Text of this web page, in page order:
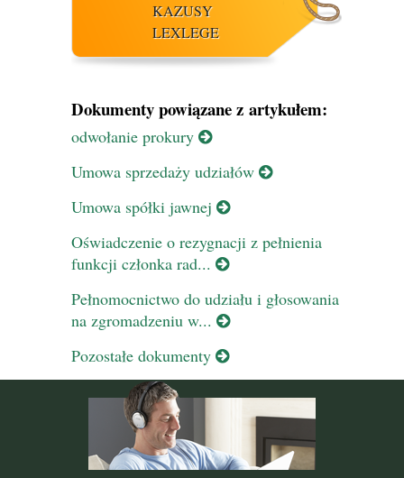
KAZUSY
LEXLEGE
Dokumenty powiązane z artykułem:
odwołanie prokury
Umowa sprzedaży udziałów
Umowa spółki jawnej
Oświadczenie o rezygnacji z pełnienia
funkcji członka rad...
Pełnomocnictwo do udziału i głosowania
na zgromadzeniu w...
Pozostałe dokumenty